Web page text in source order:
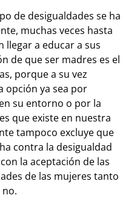
de desigualdades se ha
muchas veces hasta
llegar a educar a sus
de que ser madres es el
porque a su vez
opción ya sea por
su entorno o por la
que existe en nuestra
tampoco excluye que
contra la desigualdad
la aceptación de las
de las mujeres tanto